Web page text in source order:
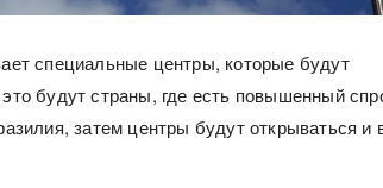
специальные центры, которые будут
будут страны, где есть повышенный
затем центры будут открываться и